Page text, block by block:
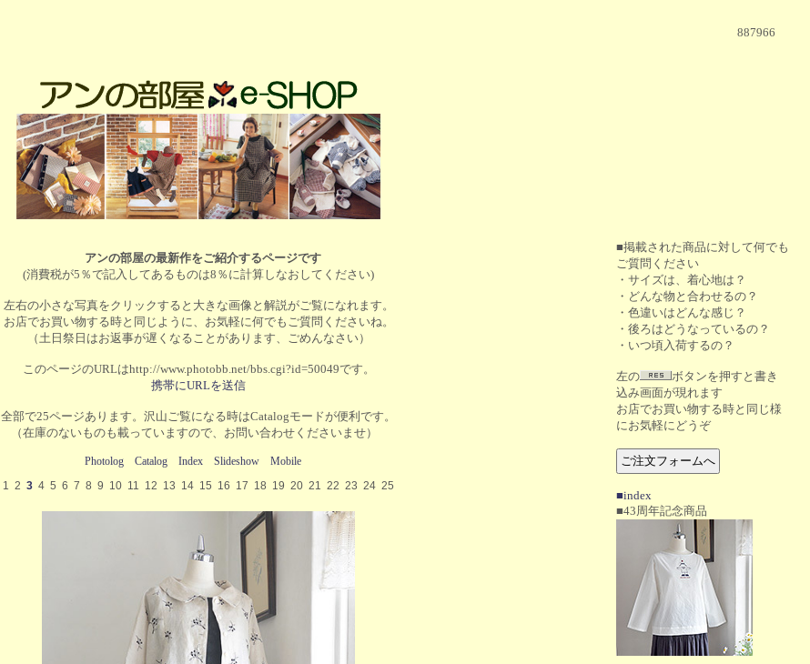
887966
アンの部屋の最新作をご紹介するページです
(消費税が5％で記入してあるものは8％に計算しなおしてください)
左右の小さな写真をクリックすると大きな画像と解説がご覧になれます。
お店でお買い物する時と同じように、お気軽に何でもご質問くださいね。
（土日祭日はお返事が遅くなることがあります、ごめんなさい）
このページのURLはhttp://www.photobb.net/bbs.cgi?id=50049です。
携帯にURLを送信
全部で25ページあります。沢山ご覧になる時はCatalogモードが便利です。
（在庫のないものも載っていますので、お問い合わせくださいませ）
Photolog Catalog Index Slideshow
Mobile
1 2 3 4 5 6 7 8 9 10 11 12 13 14 15 16 17 18 19 20 21 22 23 24 25
■掲載された商品に対して何でも
ご質問ください
・サイズは、着心地は？
・どんな物と合わせるの？
・色違いはどんな感じ？
・後ろはどうなっているの？
・いつ頃入荷するの？
左の
ボタンを押すと書き
込み画面が現れます
お店でお買い物する時と同じ様
にお気軽にどうぞ
■index
■43周年記念商品